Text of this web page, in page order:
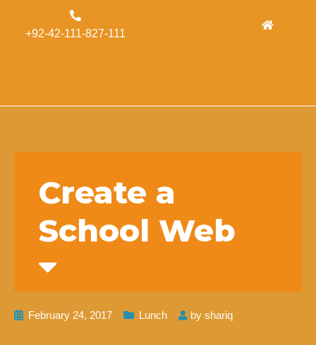
+92-42-111-827-111
Create a
School Web
February 24, 2017 Lunch by shariq